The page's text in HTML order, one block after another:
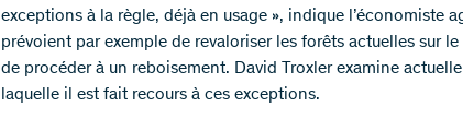
exceptions à la règle, déjà en usage », indique l’économiste
prévoient par exemple de revaloriser les forêts actuelles sur
de procéder à un reboisement. David Troxler examine
laquelle il est fait recours à ces exceptions.